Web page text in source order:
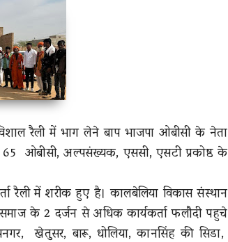
रैली में भाग लेने बाप भाजपा ओबीसी के नेता
65 ओबीसी, अल्पसंख्यक, एससी, एसटी प्रकोष्ठ के
रैली में शरीक हुए है। कालबेलिया विकास संस्थान
के 2 दर्जन से अधिक कार्यकर्ता फलौदी पहुचे
खेतुसर, बारू, धोलिया, कानसिंह की सिडा,